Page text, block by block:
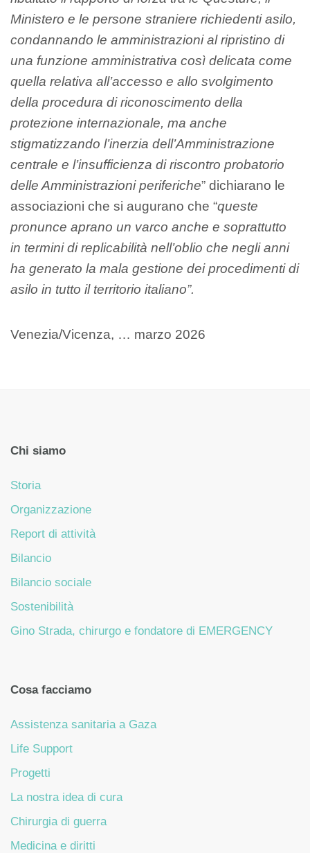
Ministero e le persone straniere richiedenti asilo,
condannando le amministrazioni al ripristino di
una funzione amministrativa così delicata come
quella relativa all’accesso e allo svolgimento
della procedura di riconoscimento della
protezione internazionale, ma anche
stigmatizzando l’inerzia dell’Amministrazione
centrale e l’insufficienza di riscontro probatorio
delle Amministrazioni periferiche” dichiarano le
associazioni che si augurano che “queste
pronunce aprano un varco anche e soprattutto
in termini di replicabilità nell’oblio che negli anni
ha generato la mala gestione dei procedimenti di
asilo in tutto il territorio italiano”.
Venezia/Vicenza, … marzo 2026
Chi siamo
Storia
Organizzazione
Report di attività
Bilancio
Bilancio sociale
Sostenibilità
Gino Strada, chirurgo e fondatore di EMERGENCY
Cosa facciamo
Assistenza sanitaria a Gaza
Life Support
Progetti
La nostra idea di cura
Chirurgia di guerra
Medicina e diritti